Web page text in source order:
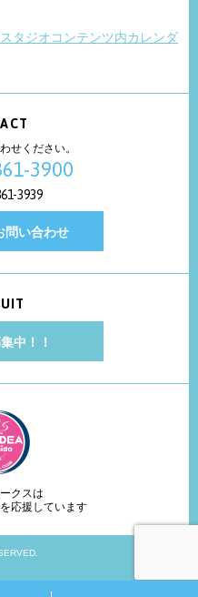
タジオコンテンツ内カレンダ
せください。
3900
3939
問い合わせ
中！！
クスは
応援しています